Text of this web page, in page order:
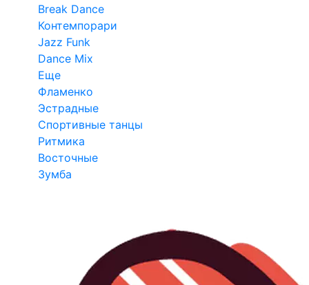
Break Dance
Контемпорари
Jazz Funk
Dance Mix
Еще
Фламенко
Эстрадные
Спортивные танцы
Ритмика
Восточные
Зумба